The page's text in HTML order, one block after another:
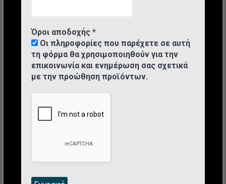
Όροι αποδοχής *
Οι πληροφορίες που παρέχετε σε αυτή
τη φόρμα θα χρησιμοποιηθούν για την
επικοινωνία και ενημέρωση σας σχετικά
με την προώθηση προϊόντων.